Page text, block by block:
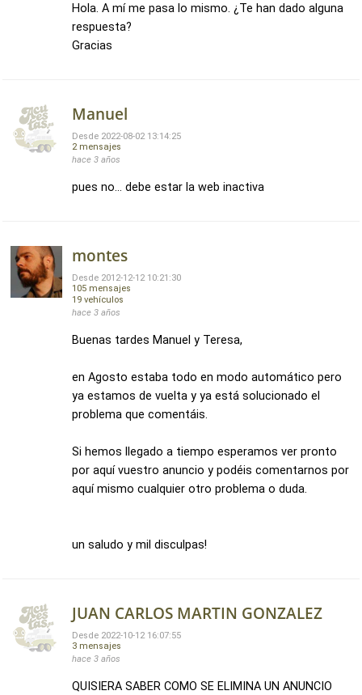
Hola. A mí me pasa lo mismo. ¿Te han dado alguna
respuesta?
Gracias
Manuel
Desde 2022-08-02 13:14:25
2 mensajes
hace 3 años
pues no... debe estar la web inactiva
montes
Desde 2012-12-12 10:21:30
105 mensajes
19 vehículos
hace 3 años
Buenas tardes Manuel y Teresa,
en Agosto estaba todo en modo automático pero
ya estamos de vuelta y ya está solucionado el
problema que comentáis.
Si hemos llegado a tiempo esperamos ver pronto
por aquí vuestro anuncio y podéis comentarnos por
aquí mismo cualquier otro problema o duda.
un saludo y mil disculpas!
JUAN CARLOS MARTIN GONZALEZ
Desde 2022-10-12 16:07:55
3 mensajes
hace 3 años
QUISIERA SABER COMO SE ELIMINA UN ANUNCIO